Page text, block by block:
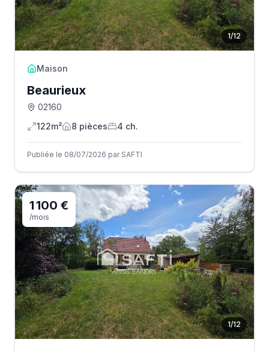
1/12
Maison
Beaurieux
02160
122m²
8 pièces 4 ch.
Publiée le 08/07/2026 par SAFTI
1/12
1 100 €
/mois